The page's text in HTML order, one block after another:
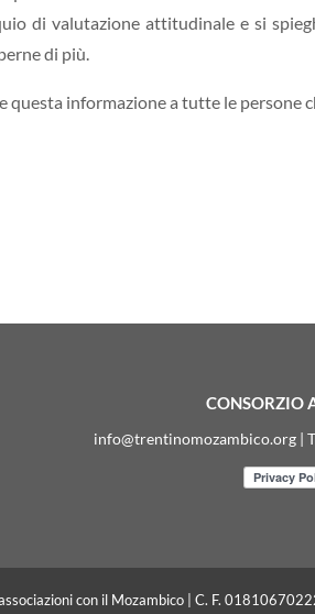
di valutazione attitudinale e si
di più.
informazione a tutte le persone
CONSORZIO
info@trentinomozambico.org |
con il Mozambico | C. F.